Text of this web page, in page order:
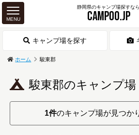
静岡県のキャンプ場探すなら
CAMPOO.JP
MENU
キャンプ場を探す
ホーム 駿東郡
駿東郡のキャンプ場
1件のキャンプ場が見つか